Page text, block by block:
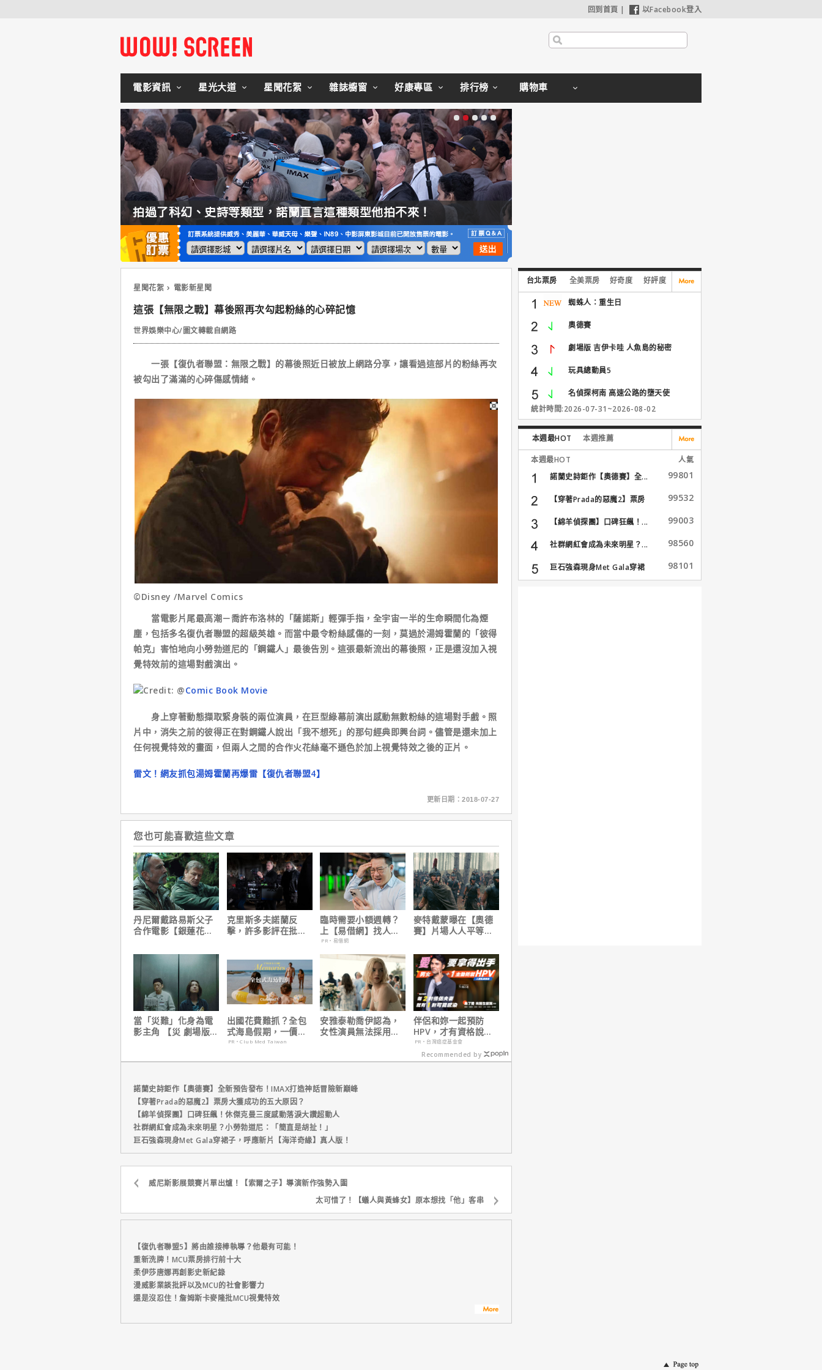
回到首頁 | 以Facebook登入
電影資訊 星光大道 星聞花絮 雜誌櫥窗 好康專區 排行榜 購物車
拍過了科幻、史詩等類型，諾蘭直言這種類型他拍不來！
星聞花絮 電影新星聞
這張【無限之戰】幕後照再次勾起粉絲的心碎記憶
世界娛樂中心/圖文轉載自網路
一張【復仇者聯盟：無限之戰】的幕後照近日被放上網路分享，讓看過這部片的粉絲再次
被勾出了滿滿的心碎傷感情緒。
©Disney /Marvel Comics
當電影片尾最高潮－喬許布洛林的「薩諾斯」輕彈手指，全宇宙一半的生命瞬間化為煙
塵，包括多名復仇者聯盟的超級英雄。而當中最令粉絲感傷的一刻，莫過於湯姆霍蘭的「彼得
帕克」害怕地向小勞勃道尼的「鋼鐵人」最後告別。這張最新流出的幕後照，正是還沒加入視
覺特效前的這場對戲演出。
Credit: @Comic Book Movie
身上穿著動態擷取緊身裝的兩位演員，在巨型綠幕前演出感動無數粉絲的這場對手戲。照
片中，消失之前的彼得正在對鋼鐵人說出「我不想死」的那句經典即興台詞。儘管是還未加上
任何視覺特效的畫面，但兩人之間的合作火花絲毫不遜色於加上視覺特效之後的正片。
雷文！網友抓包湯姆霍蘭再爆雷【復仇者聯盟4】
更新日期：2018-07-27
您也可能喜歡這些文章
丹尼爾戴路易斯父子
合作電影【銀蓮花】
播推薦
克里斯多夫諾蘭反
擊，許多影評在批評
臨時需要小額週轉？
上【易借網】找人
幫！資金快速到位
PR・易借網
麥特戴蒙曝在【奧德
賽】片場人人平等，
當「災難」化身為電
影主角 【災 劇場版】
出國花費難抓？全包
式海島假期，一價搞
定食宿玩樂，省錢更
PR・Club Med Taiwan
安雅泰勒喬伊認為，
女性演員無法採用方
伴侶和妳一起預防
HPV，才有資格說愛
妳！
PR・台灣癌症基金會
Recommended by
諾蘭史詩鉅作【奧德賽】全新預告發布！IMAX打造神話冒險新巔峰
【穿著Prada的惡魔2】票房大獲成功的五大原因？
【綿羊偵探團】口碑狂飆！休傑克曼三度感動落淚大讚超動人
社群網紅會成為未來明星？小勞勃道尼：「簡直是胡扯！」
巨石強森現身Met Gala穿裙子，呼應新片【海洋奇緣】真人版！
威尼斯影展競賽片單出爐！【索爾之子】導演新作強勢入圍
太可惜了！【蟻人與黃蜂女】原本想找「他」客串
【復仇者聯盟5】將由誰接棒執導？他最有可能！
重新洗牌！MCU票房排行前十大
柔伊莎唐娜再創影史新紀錄
漫威影業談批評以及MCU的社會影響力
還是沒忍住！詹姆斯卡麥隆批MCU視覺特效
台北票房 全美票房 好奇度 好評度
蜘蛛人：重生日
奧德賽
劇場版 吉伊卡哇 人魚島的秘密
玩具總動員5
名偵探柯南 高速公路的墮天使
統計時間:2026-07-31~2026-08-02
本週最HOT 本週推薦
本週最HOT
人氣
諾蘭史詩鉅作【奧德賽】全...
99801
【穿著Prada的惡魔2】票房
99532
【綿羊偵探團】口碑狂飆！... 99003
社群網紅會成為未來明星？... 98560
巨石強森現身Met Gala穿裙
子...
98101